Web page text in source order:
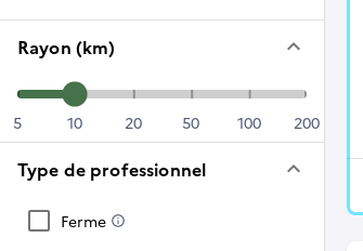
Rayon (km) keyboard_arrow_down
5 10 20 50 100 200
Type de professionnel keyboard_arrow_down
Ferme